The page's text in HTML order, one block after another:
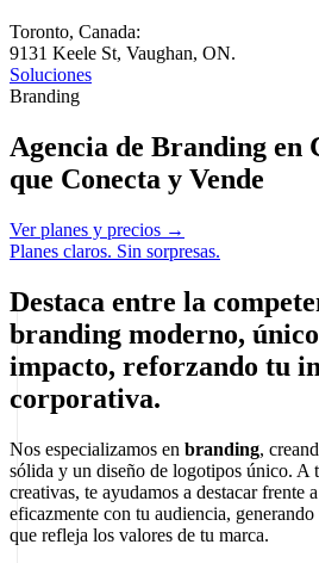
Toronto, Canada:
9131 Keele St, Vaughan, ON.
Soluciones
Branding
Agencia de Branding en
que Conecta y Vende
Ver planes y precios →
Planes claros. Sin sorpresas.
Destaca entre la
branding moderno,
impacto, reforzando tu
corporativa.
Nos especializamos en branding,
sólida y un diseño de logotipos único. A
creativas, te ayudamos a destacar frente
eficazmente con tu audiencia,
que refleja los valores de tu marca.